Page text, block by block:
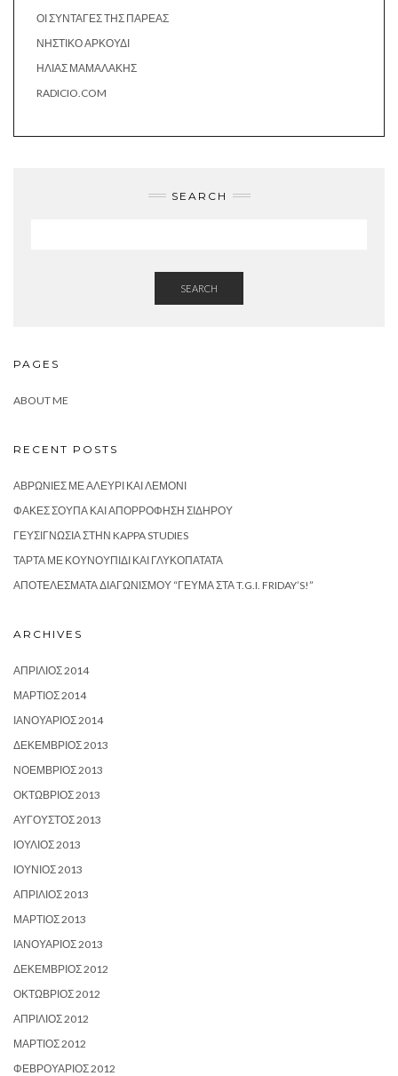
ΟΙ ΣΥΝΤΑΓΈΣ ΤΗΣ ΠΑΡΈΑΣ
ΝΗΣΤΙΚΌ ΑΡΚΟΎΔΙ
ΗΛΊΑΣ ΜΑΜΑΛΆΚΗΣ
RADICIO.COM
SEARCH
SEARCH
PAGES
ABOUT ME
RECENT POSTS
ΑΒΡΩΝΙΈΣ ΜΕ ΑΛΕΎΡΙ ΚΑΙ ΛΕΜΌΝΙ
ΦΑΚΈΣ ΣΟΎΠΑ ΚΑΙ ΑΠΟΡΡΌΦΗΣΗ ΣΙΔΉΡΟΥ
ΓΕΥΣΙΓΝΩΣΊΑ ΣΤΗΝ KAPPA STUDIES
ΤΆΡΤΑ ΜΕ ΚΟΥΝΟΥΠΊΔΙ ΚΑΙ ΓΛΥΚΟΠΑΤΆΤΑ
ΑΠΟΤΕΛΈΣΜΑΤΑ ΔΙΑΓΩΝΙΣΜΟΎ “ΓΕΎΜΑ ΣΤΑ T.G.I. FRIDAY’S!”
ARCHIVES
ΑΠΡΊΛΙΟΣ 2014
ΜΆΡΤΙΟΣ 2014
ΙΑΝΟΥΆΡΙΟΣ 2014
ΔΕΚΈΜΒΡΙΟΣ 2013
ΝΟΈΜΒΡΙΟΣ 2013
ΟΚΤΏΒΡΙΟΣ 2013
ΑΎΓΟΥΣΤΟΣ 2013
ΙΟΎΛΙΟΣ 2013
ΙΟΎΝΙΟΣ 2013
ΑΠΡΊΛΙΟΣ 2013
ΜΆΡΤΙΟΣ 2013
ΙΑΝΟΥΆΡΙΟΣ 2013
ΔΕΚΈΜΒΡΙΟΣ 2012
ΟΚΤΏΒΡΙΟΣ 2012
ΑΠΡΊΛΙΟΣ 2012
ΜΆΡΤΙΟΣ 2012
ΦΕΒΡΟΥΆΡΙΟΣ 2012